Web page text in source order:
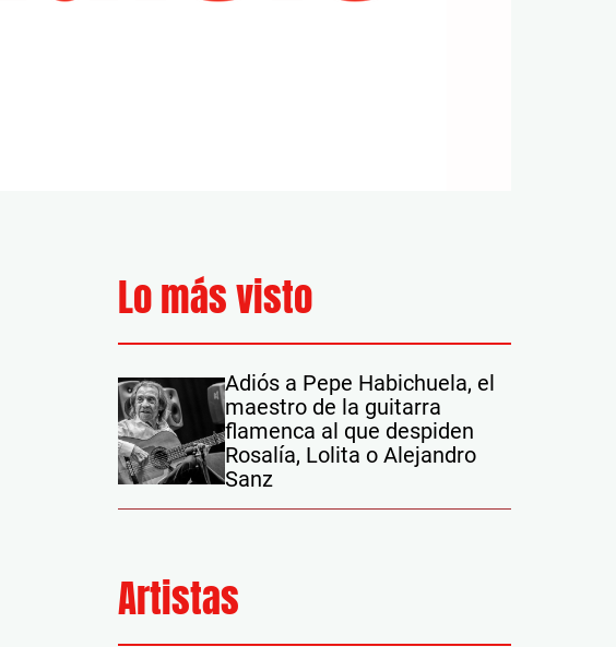
Lo más visto
Adiós a Pepe Habichuela, el
maestro de la guitarra
flamenca al que despiden
Rosalía, Lolita o Alejandro
Sanz
Artistas